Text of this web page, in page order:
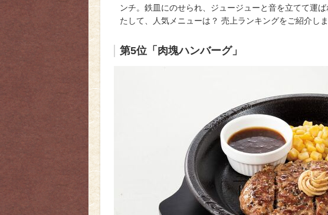
ンチ。鉄皿にのせられ、ジュージューと音を立てて運
たして、人気メニューは？ 売上ランキングをご紹介しま
第5位「肉塊ハンバーグ」